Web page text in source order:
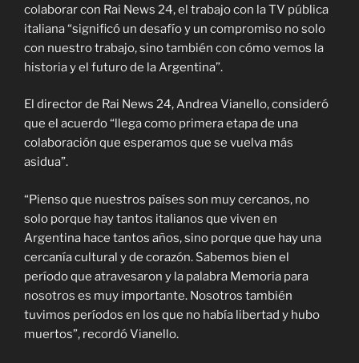
colaborar con Rai News 24, el trabajo con la TV pública
italiana “significó un desafío y un compromiso no solo
con nuestro trabajo, sino también con cómo vemos la
historia y el futuro de la Argentina”.
El director de Rai News 24, Andrea Vianello, consideró
que el acuerdo “llega como primera etapa de una
colaboración que esperamos que se vuelva más
asidua”.
“Pienso que nuestros países son muy cercanos, no
solo porque hay tantos italianos que viven en
Argentina hace tantos años, sino porque que hay una
cercanía cultural y de corazón. Sabemos bien el
período que atravesaron y la palabra Memoria para
nosotros es muy importante. Nosotros también
tuvimos períodos en los que no había libertad y hubo
muertos”, recordó Vianello.